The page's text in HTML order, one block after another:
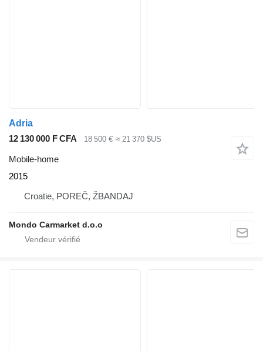
Adria
12 130 000 F CFA
18 500 € ≈ 21 370 $US
Mobile-home
2015
Croatie, POREČ, ŽBANDAJ
Mondo Carmarket d.o.o